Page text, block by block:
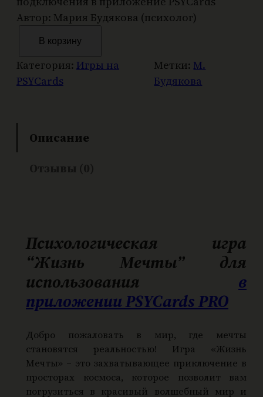
Автор: Мария Будякова (психолог)
л
и
В корзину
Категория: Игры на
PSYCards
Метки: М.
Будякова
Описание
Психологическая игра
“Жизнь Мечты” для
использования в
приложении PSYCards PRO
Добро пожаловать в мир, где мечты
становятся реальностью! Игра «Жизнь
Мечты» – это захватывающее приключение в
просторах космоса, которое позволит вам
погрузиться в красивый волшебный мир и